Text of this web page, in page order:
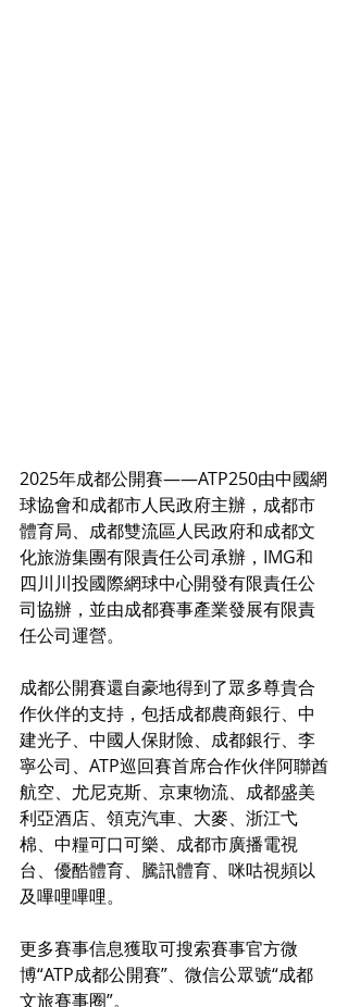
2025年成都公開賽——ATP250由中國網
球協會和成都市人民政府主辦，成都市
體育局、成都雙流區人民政府和成都文
化旅游集團有限責任公司承辦，IMG和
四川川投國際網球中心開發有限責任公
司協辦，並由成都賽事產業發展有限責
任公司運營。
成都公開賽還自豪地得到了眾多尊貴合
作伙伴的支持，包括成都農商銀行、中
建光子、中國人保財險、成都銀行、李
寧公司、ATP巡回賽首席合作伙伴阿聯酋
航空、尤尼克斯、京東物流、成都盛美
利亞酒店、領克汽車、大麥、浙江弋
棉、中糧可口可樂、成都市廣播電視
台、優酷體育、騰訊體育、咪咕視頻以
及嗶哩嗶哩。
更多賽事信息獲取可搜索賽事官方微
博“ATP成都公開賽”、微信公眾號“成都
文旅賽事圈”。